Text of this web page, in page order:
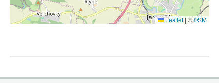
Leaflet | ©OSM